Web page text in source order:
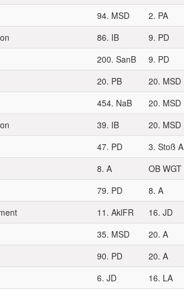
94. MSD 2. PA
86. IB 9. PD
200. SanB 9. PD
20. PB 20. MSD
454. NaB 20. MSD
39. IB 20. MSD
47. PD 3. Stoß A
8. A OB WGT
79. PD 8. A
11. AklFR 16. JD
35. MSD 20. A
90. PD 20. A
6. JD 16. LA